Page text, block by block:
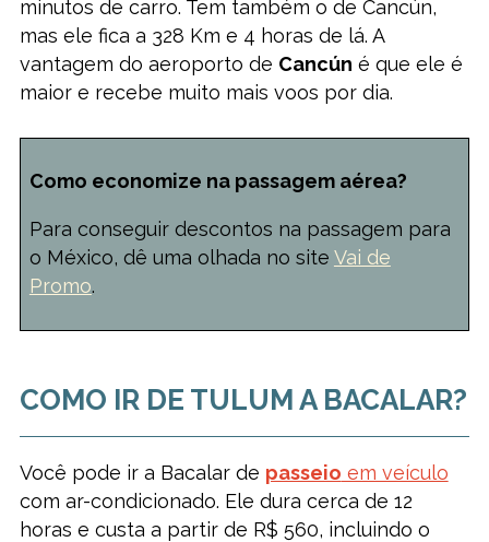
minutos de carro. Tem também o de Cancún,
mas ele fica a 328 Km e 4 horas de lá. A
vantagem do aeroporto de Cancún é que ele é
maior e recebe muito mais voos por dia.
Como economize na passagem aérea?
Para conseguir descontos na passagem para
o México, dê uma olhada no site Vai de
Promo.
COMO IR DE TULUM A BACALAR?
Você pode ir a Bacalar de passeio em veículo
com ar-condicionado. Ele dura cerca de 12
horas e custa a partir de R$ 560, incluindo o